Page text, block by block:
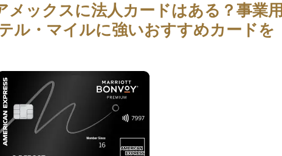
ックスに法人カードはある？事業用
ル・マイルに強いおすすめカードを